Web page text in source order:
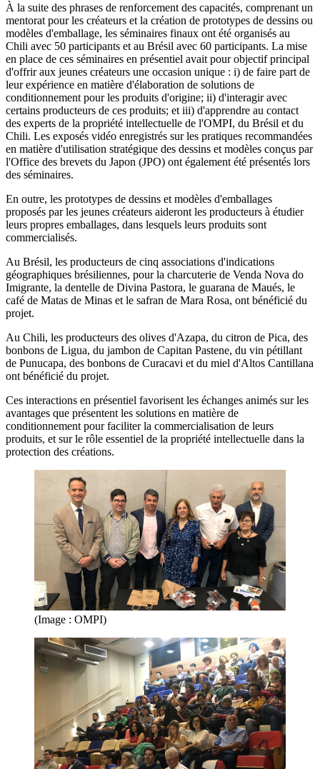
À la suite des phrases de renforcement des capacités, comprenant un
mentorat pour les créateurs et la création de prototypes de dessins ou
modèles d'emballage, les séminaires finaux ont été organisés au
Chili avec 50 participants et au Brésil avec 60 participants. La mise
en place de ces séminaires en présentiel avait pour objectif principal
d'offrir aux jeunes créateurs une occasion unique : i) de faire part de
leur expérience en matière d'élaboration de solutions de
conditionnement pour les produits d'origine; ii) d'interagir avec
certains producteurs de ces produits; et iii) d'apprendre au contact
des experts de la propriété intellectuelle de l'OMPI, du Brésil et du
Chili. Les exposés vidéo enregistrés sur les pratiques recommandées
en matière d'utilisation stratégique des dessins et modèles conçus par
l'Office des brevets du Japon (JPO) ont également été présentés lors
des séminaires.
En outre, les prototypes de dessins et modèles d'emballages
proposés par les jeunes créateurs aideront les producteurs à étudier
leurs propres emballages, dans lesquels leurs produits sont
commercialisés.
Au Brésil, les producteurs de cinq associations d'indications
géographiques brésiliennes, pour la charcuterie de Venda Nova do
Imigrante, la dentelle de Divina Pastora, le guarana de Maués, le
café de Matas de Minas et le safran de Mara Rosa, ont bénéficié du
projet.
Au Chili, les producteurs des olives d'Azapa, du citron de Pica, des
bonbons de Ligua, du jambon de Capitan Pastene, du vin pétillant
de Punucapa, des bonbons de Curacavi et du miel d'Altos Cantillana
ont bénéficié du projet.
Ces interactions en présentiel favorisent les échanges animés sur les
avantages que présentent les solutions en matière de
conditionnement pour faciliter la commercialisation de leurs
produits, et sur le rôle essentiel de la propriété intellectuelle dans la
protection des créations.
(Image : OMPI)